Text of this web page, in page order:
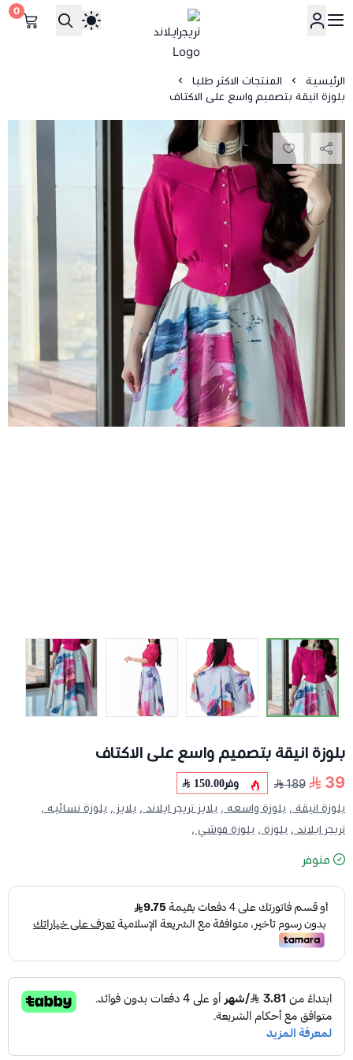
تريجرايلاند
0
الرئيسية
المنتجات الاكثر طلبا
بلوزة انيقة بتصميم واسع على الاكتاف
بلوزة انيقة بتصميم واسع على الاكتاف
39
189 وفر150.00
بلوزة انيقة , بلوزة واسعه , بلايز تريجر ايلاند , بلايز , بلوزة نسائيه ,
تريجر ايلاند , بلوزة , بلوزة فوشي ,
متوفر